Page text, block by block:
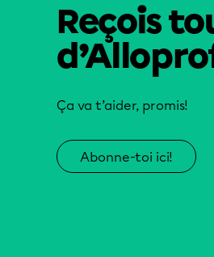
Reçois
Ça va t’aider, promis!
Abonne-toi ici!